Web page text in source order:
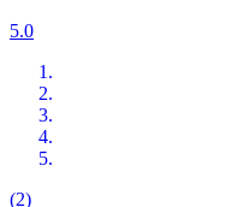
5.0
(2)